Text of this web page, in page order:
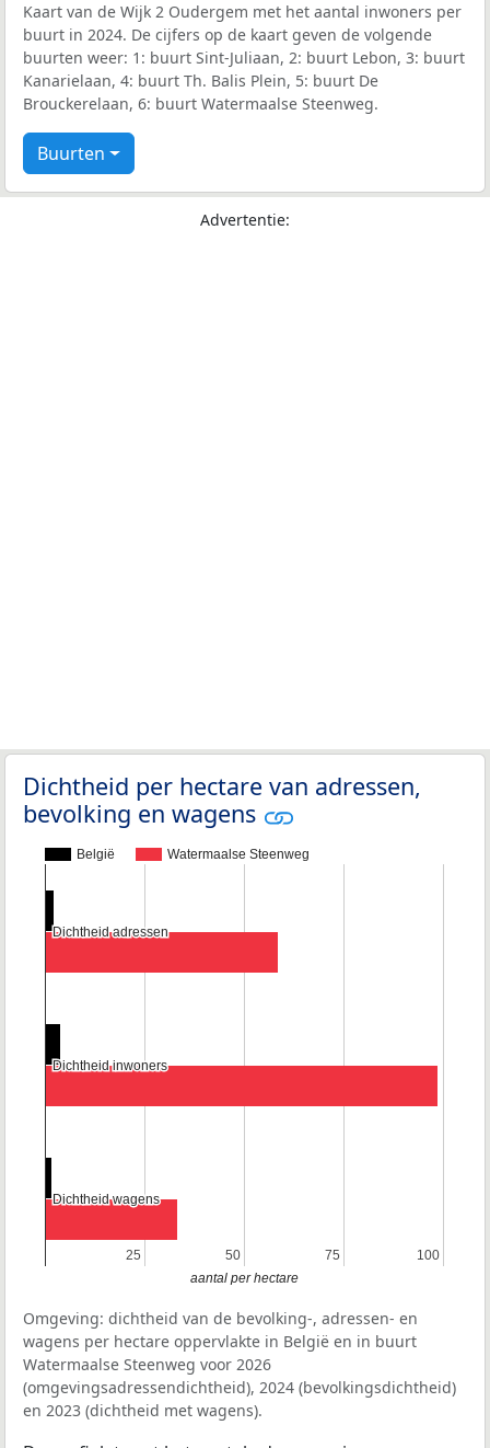
Kaart van de Wijk 2 Oudergem met het aantal inwoners per
buurt in 2024. De cijfers op de kaart geven de volgende
buurten weer: 1: buurt Sint-Juliaan, 2: buurt Lebon, 3: buurt
Kanarielaan, 4: buurt Th. Balis Plein, 5: buurt De
Brouckerelaan, 6: buurt Watermaalse Steenweg.
Buurten
Advertentie:
Dichtheid per hectare van adressen,
bevolking en wagens
België Watermaalse Steenweg
25
25 50
50 75
75 100
100
Dichtheid adressen
Dichtheid adressen
Dichtheid inwoners
Dichtheid inwoners
Dichtheid wagens
Dichtheid wagens
aantal per hectare
Omgeving: dichtheid van de bevolking-, adressen- en
wagens per hectare oppervlakte in België en in buurt
Watermaalse Steenweg voor 2026
(omgevingsadressendichtheid), 2024 (bevolkingsdichtheid)
en 2023 (dichtheid met wagens).